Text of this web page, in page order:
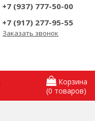
+7 (937) 777-50-00
+7 (917) 277-95-55
Заказать звонок
Корзина
(0 товаров)